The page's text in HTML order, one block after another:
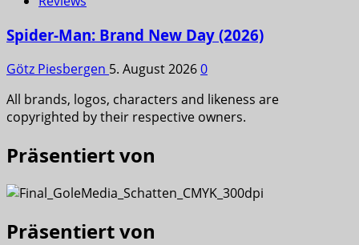
Spider-Man: Brand New Day (2026)
Götz Piesbergen 5. August 20260
All brands, logos, characters and likeness are
copyrighted by their respective owners.
Präsentiert von
Präsentiert von